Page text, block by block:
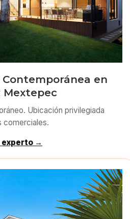
Contemporánea en
Mextepec
Ubicación privilegiada
comerciales.
experto →